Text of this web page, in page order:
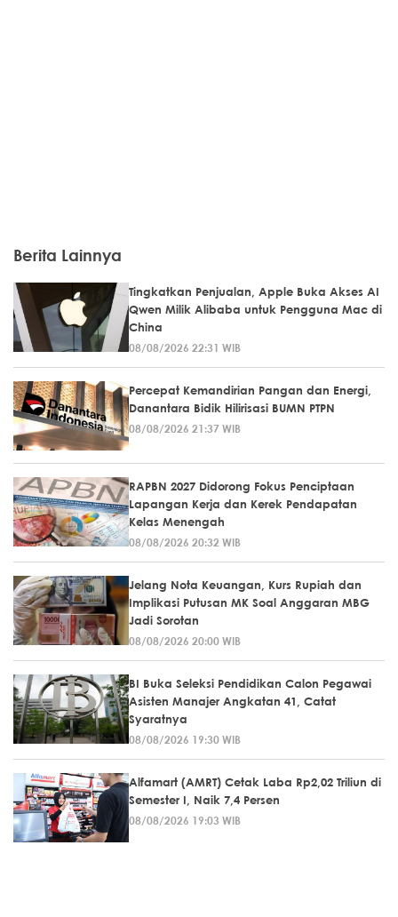
Berita Lainnya
Tingkatkan Penjualan, Apple Buka Akses AI
Qwen Milik Alibaba untuk Pengguna Mac di
China
08/08/2026 22:31 WIB
Percepat Kemandirian Pangan dan Energi,
Danantara Bidik Hilirisasi BUMN PTPN
08/08/2026 21:37 WIB
RAPBN 2027 Didorong Fokus Penciptaan
Lapangan Kerja dan Kerek Pendapatan
Kelas Menengah
08/08/2026 20:32 WIB
Jelang Nota Keuangan, Kurs Rupiah dan
Implikasi Putusan MK Soal Anggaran MBG
Jadi Sorotan
08/08/2026 20:00 WIB
BI Buka Seleksi Pendidikan Calon Pegawai
Asisten Manajer Angkatan 41, Catat
Syaratnya
08/08/2026 19:30 WIB
Alfamart (AMRT) Cetak Laba Rp2,02 Triliun di
Semester I, Naik 7,4 Persen
08/08/2026 19:03 WIB